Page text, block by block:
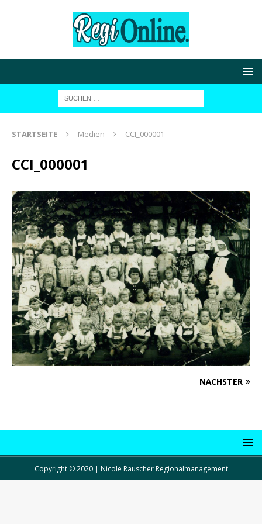
STARTSEITE Medien CCI_000001
CCI_000001
NÄCHSTER
Copyright © 2020 | Nicole Rauscher Regionalmanagement